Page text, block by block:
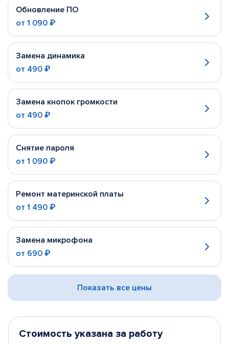
Обновление ПО
от 1 090 ₽
Замена динамика
от 490 ₽
Замена кнопок громкости
от 490 ₽
Снятие пароля
от 1 090 ₽
Ремонт материнской платы
от 1 490 ₽
Замена микрофона
от 690 ₽
Показать все цены
Стоимость указана за работу